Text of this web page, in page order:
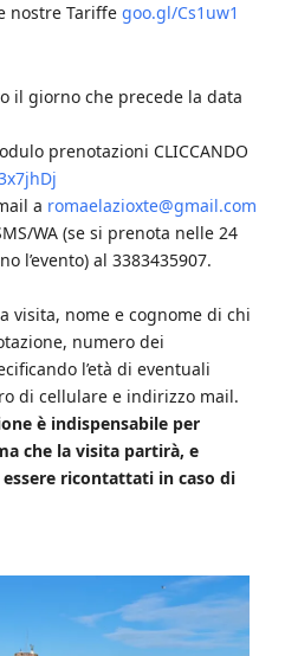
nostre Tariffe goo.gl/Cs1uw1
il giorno che precede la data
prenotazioni CLICCANDO
a romaelazioxte@gmail.com
WA (se si prenota nelle 24
l’evento) al 3383435907.
visita, nome e cognome di chi
numero dei
l’età di eventuali
di cellulare e indirizzo mail.
è indispensabile per
che la visita partirà, e
ricontattati in caso di